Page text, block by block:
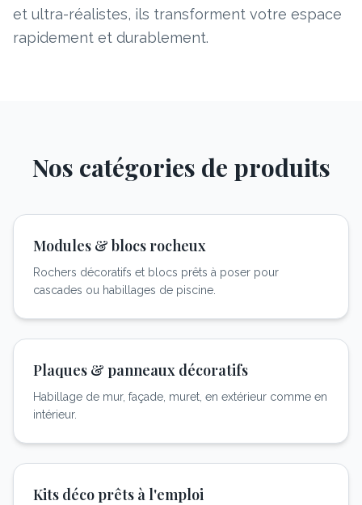
et ultra-réalistes, ils transforment votre espace
rapidement et durablement.
Nos catégories de produits
Modules & blocs rocheux
Rochers décoratifs et blocs prêts à poser pour
cascades ou habillages de piscine.
Plaques & panneaux décoratifs
Habillage de mur, façade, muret, en extérieur comme en
intérieur.
Kits déco prêts à l'emploi